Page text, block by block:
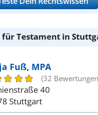
Testament in
Fuß, MPA
(32
40
Stuttgart